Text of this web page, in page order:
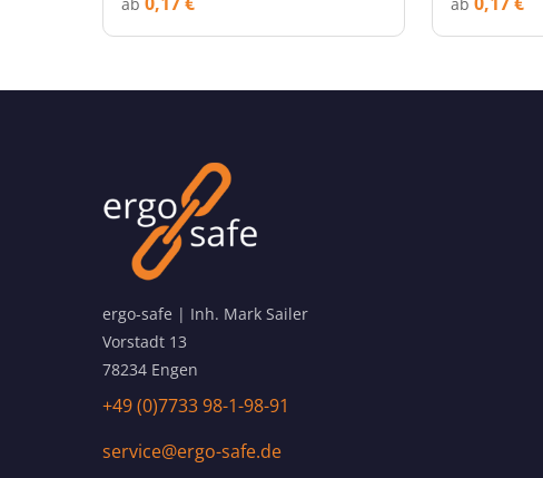
ergo-safe | Inh. Mark Sailer
Vorstadt 13
78234 Engen
+49 (0)7733 98-1-98-91
service@ergo-safe.de